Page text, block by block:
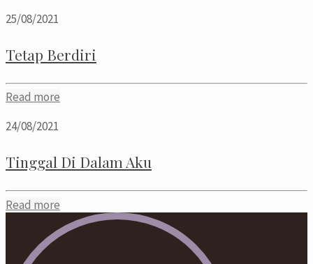
25/08/2021
Tetap Berdiri
Read more
24/08/2021
Tinggal Di Dalam Aku
Read more